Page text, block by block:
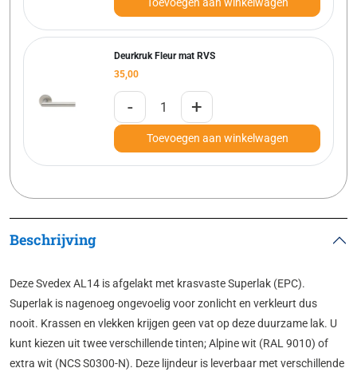
Deurkruk Fleur mat RVS
35,00
- +
Toevoegen aan winkelwagen
Beschrijving
Deze Svedex AL14 is afgelakt met krasvaste Superlak (EPC).
Superlak is nagenoeg ongevoelig voor zonlicht en verkleurt dus
nooit. Krassen en vlekken krijgen geen vat op deze duurzame lak. U
kunt kiezen uit twee verschillende tinten; Alpine wit (RAL 9010) of
extra wit (NCS S0300-N). Deze lijndeur is leverbaar met verschillende